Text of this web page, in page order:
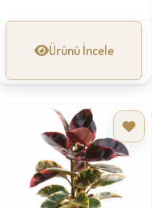
Ürünü İncele